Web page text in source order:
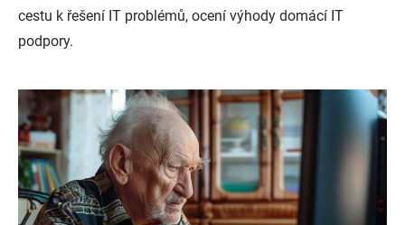
cestu k řešení IT problémů, ocení výhody domácí IT
podpory.